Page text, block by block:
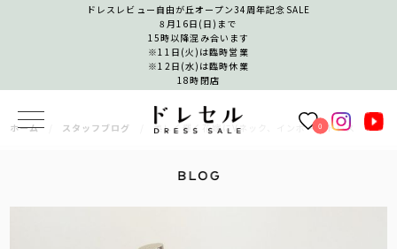
ドレスレビュー自由が丘オープン34周年記念SALE
8月16日(日)まで
15時以降混み合います
※11日(火)は臨時営業
※12日(水)は臨時休業
18時閉店
0
ホーム スタッフブログ 美しく輝く花嫁にVネック、インポートドレス